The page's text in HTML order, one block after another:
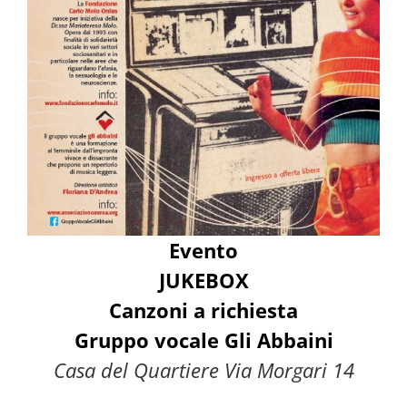
Evento
JUKEBOX
Canzoni a richiesta
Gruppo vocale Gli Abbaini
Casa del Quartiere Via Morgari 14